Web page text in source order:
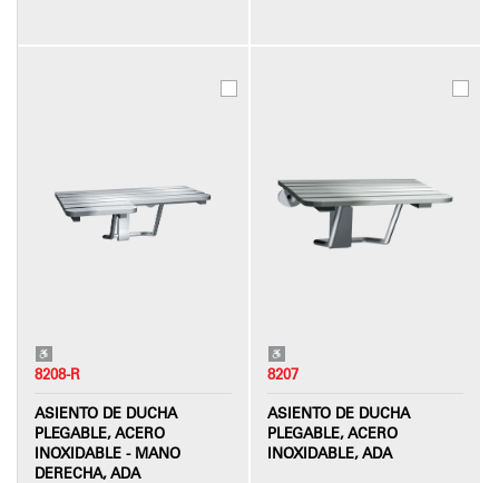
8208-R
ASIENTO DE DUCHA
PLEGABLE, ACERO
INOXIDABLE - MANO
DERECHA, ADA
8207
ASIENTO DE DUCHA
PLEGABLE, ACERO
INOXIDABLE, ADA